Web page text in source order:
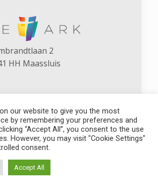
2
HH Maassluis
De Ark - NGK Maassluis
our website to give you the most
by remembering your preferences and
“Accept All”, you consent to the use
However, you may visit "Cookie Settings"
consent.
Accept All